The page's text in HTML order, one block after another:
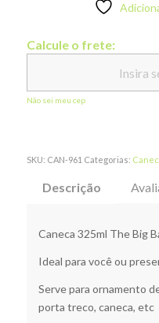
Calcule o frete:
Não sei meu cep
SKU: CAN-961 Categorias:
Descrição
Caneca 325ml The Big
Ideal para você ou
Serve para ornamento
porta treco, caneca, etc